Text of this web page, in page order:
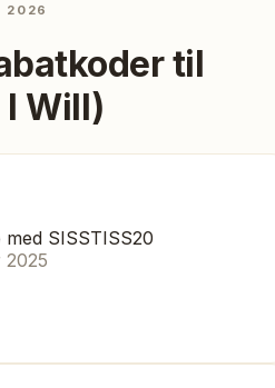
2026
til
I Will)
SISSTISS20
2025